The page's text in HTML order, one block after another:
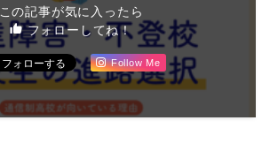
この記事が気に入ったら
フォローしてね！
Follow Me